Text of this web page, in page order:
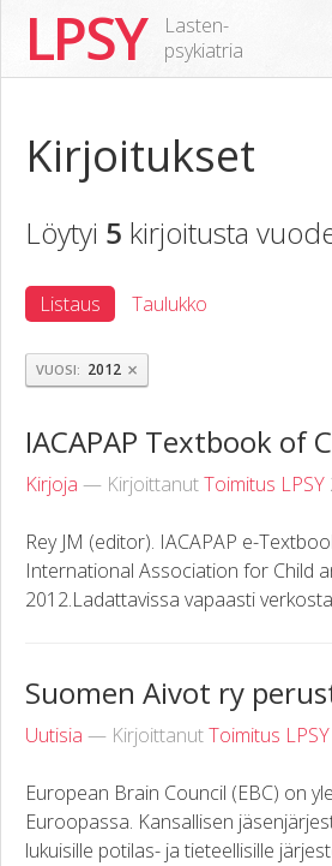
LPSY
Lasten-
psykiatria
Kirjoitukset
Löytyi 5 kirjoitusta
Listaus Taulukko
VUOSI 2012 ×
IACAPAP Textbook of
Kirjoja — KirjoittanutToimitus LPSY
Rey JM (editor). IACAPAP e-
International Association for Child
2012.Ladattavissa vapaasti
Suomen Aivot ry
Uutisia — KirjoittanutToimitus LPSY
European Brain Council (EBC) on
Euroopassa. Kansallisen
lukuisille potilas- ja tieteellisille